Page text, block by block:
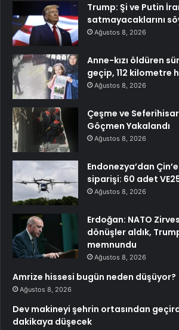
Trump: Şi ve Putin
satmayacaklarını
Ağustos 8, 2026
Anne-kızı öldüren
geçip, 112 kilometre
Ağustos 8, 2026
Çeşme ve
Göçmen Yakalandı
Ağustos 8, 2026
Endonezya’dan
siparişi: 60 adet
Ağustos 8, 2026
Erdoğan: NATO
dönüşler aldık,
memnundu
Ağustos 8, 2026
Amrize hissesi bugün neden düşüyor?
Ağustos 8, 2026
Dev makineyi şehrin ortasından
dakikaya düşecek